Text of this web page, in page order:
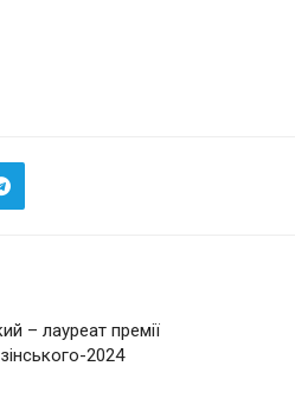
– лауреат премії
2024